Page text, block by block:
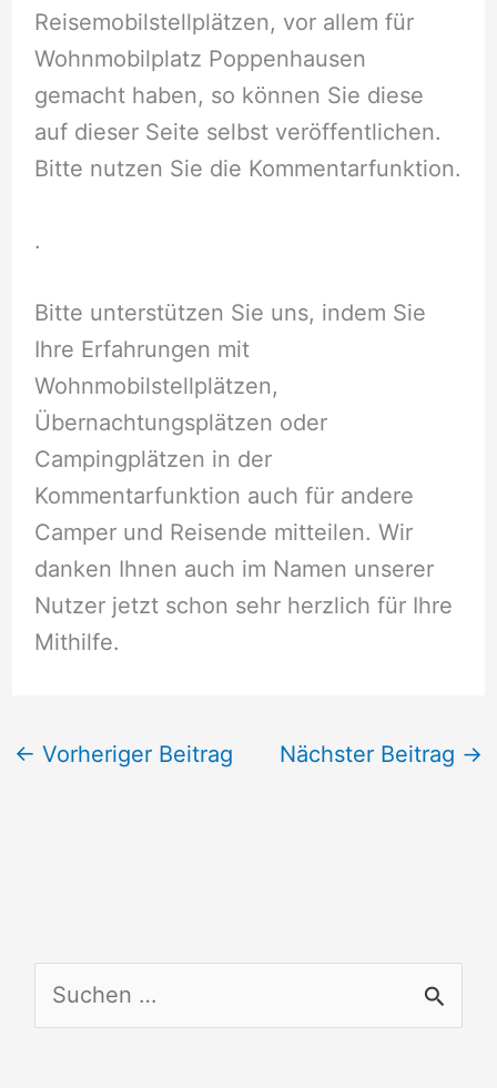
Reisemobilstellplätzen, vor allem für
Wohnmobilplatz Poppenhausen
gemacht haben, so können Sie diese
auf dieser Seite selbst veröffentlichen.
Bitte nutzen Sie die Kommentarfunktion.
.
Bitte unterstützen Sie uns, indem Sie
Ihre Erfahrungen mit
Wohnmobilstellplätzen,
Übernachtungsplätzen oder
Campingplätzen in der
Kommentarfunktion auch für andere
Camper und Reisende mitteilen. Wir
danken Ihnen auch im Namen unserer
Nutzer jetzt schon sehr herzlich für Ihre
Mithilfe.
← Vorheriger Beitrag Nächster Beitrag →
u